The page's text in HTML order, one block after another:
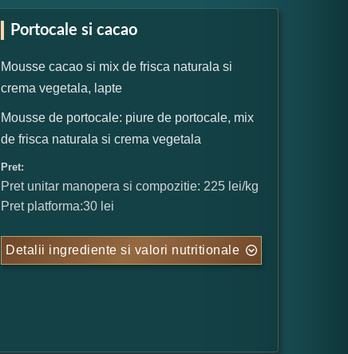
Portocale si cacao
Mousse cacao si mix de frisca naturala si
crema vegetala, lapte
Mousse de portocale: piure de portocale, mix
de frisca naturala si crema vegetala
Pret:
Pret unitar manopera si compozitie: 225 lei/kg
Pret platforma:30 lei
Detalii ingrediente si valori nutritionale